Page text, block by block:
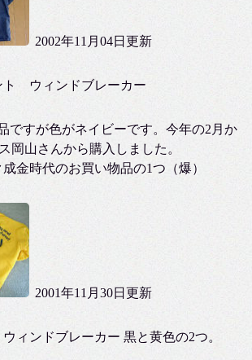
2002年11月04日更新
ト ウィンドブレーカー
ですが色がネイビーです。今年の2月か
岡山さんから購入しました。
金時代のお買い物品の1つ（爆）
2001年11月30日更新
ィンドブレーカー 黒と黄色の2つ。